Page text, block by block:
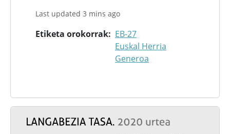
Last updated 3 mins ago
Etiketa orokorrak
EB-27
Euskal Herria
Generoa